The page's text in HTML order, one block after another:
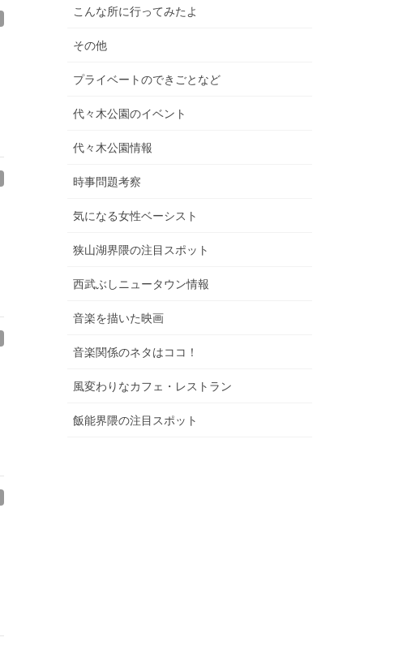
こんな所に行ってみたよ
その他
プライベートのできごとなど
代々木公園のイベント
代々木公園情報
時事問題考察
気になる女性ベーシスト
狭山湖界隈の注目スポット
西武ぶしニュータウン情報
音楽を描いた映画
音楽関係のネタはココ！
風変わりなカフェ・レストラン
飯能界隈の注目スポット